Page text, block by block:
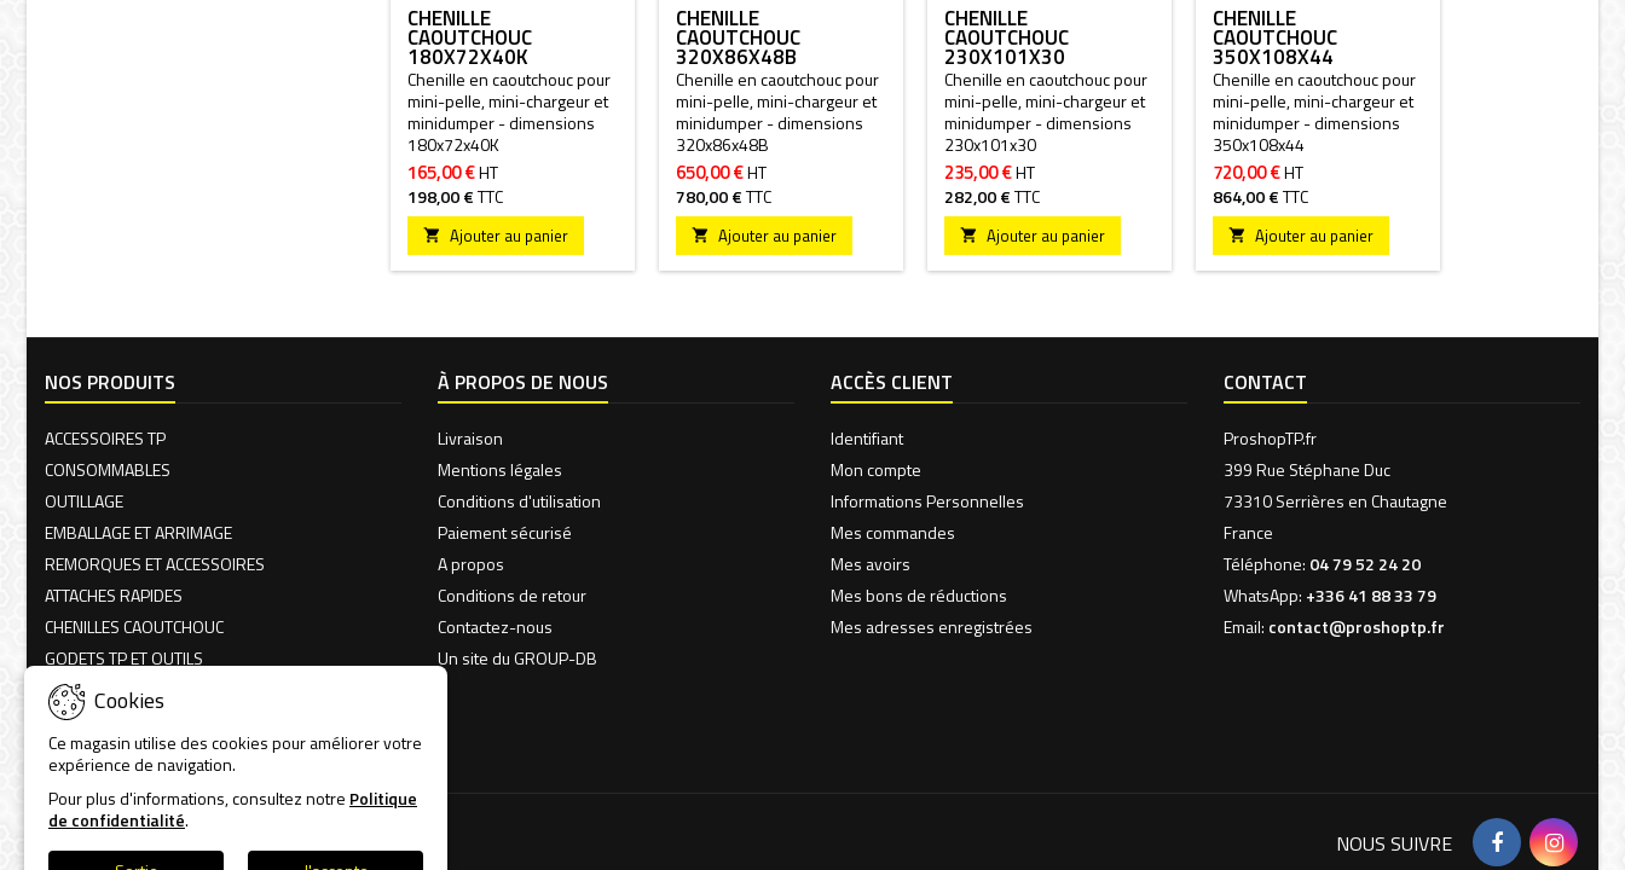
CHENILLE
CAOUTCHOUC
180X72X40K
Chenille en caoutchouc pour
mini-pelle, mini-chargeur et
minidumper - dimensions
180x72x40K
165,00 €HT
198,00 €TTC
 Ajouter au panier
CHENILLE
CAOUTCHOUC
320X86X48B
Chenille en caoutchouc pour
mini-pelle, mini-chargeur et
minidumper - dimensions
320x86x48B
650,00 €HT
780,00 €TTC
 Ajouter au panier
CHENILLE
CAOUTCHOUC
230X101X30
Chenille en caoutchouc pour
mini-pelle, mini-chargeur et
minidumper - dimensions
230x101x30
235,00 €HT
282,00 €TTC
 Ajouter au panier
CHENILLE
CAOUTCHOUC
350X108X44
Chenille en caoutchouc pour
mini-pelle, mini-chargeur et
minidumper - dimensions
350x108x44
720,00 €HT
864,00 €TTC
 Ajouter au panier
NOS PRODUITS
ACCESSOIRES TP
CONSOMMABLES
OUTILLAGE
EMBALLAGE ET ARRIMAGE
REMORQUES ET ACCESSOIRES
ATTACHES RAPIDES
CHENILLES CAOUTCHOUC
GODETS TP ET OUTILS
MANUTENTION LEVAGE
VÊTEMENTS
OCCASION
À PROPOS DE NOUS
Livraison
Mentions légales
Conditions d'utilisation
Paiement sécurisé
A propos
Conditions de retour
Contactez-nous
Un site du GROUP-DB
ACCÈS CLIENT
Identifiant
Mon compte
Informations Personnelles
Mes commandes
Mes avoirs
Mes bons de réductions
Mes adresses enregistrées
CONTACT
ProshopTP.fr
399 Rue Stéphane Duc
73310 Serrières en Chautagne
France
Téléphone: 04 79 52 24 20
WhatsApp: +336 41 88 33 79
Email: contact@proshoptp.fr
Cookies
Ce magasin utilise des cookies pour améliorer votre
expérience de navigation.
Pour plus d'informations, consultez notre Politique
de confidentialité.
Facebook
NOUS SUIVRE